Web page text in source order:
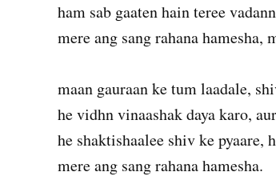
ham sab gaaten hain teree
mere ang sang rahana hamesha,
maan gauraan ke tum laadale,
he vidhn vinaashak daya karo,
he shaktishaalee shiv ke pyaare,
mere ang sang rahana hamesha.